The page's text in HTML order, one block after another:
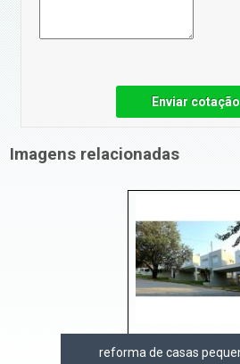
Enviar cotação
Imagens relacionadas
reforma de casas